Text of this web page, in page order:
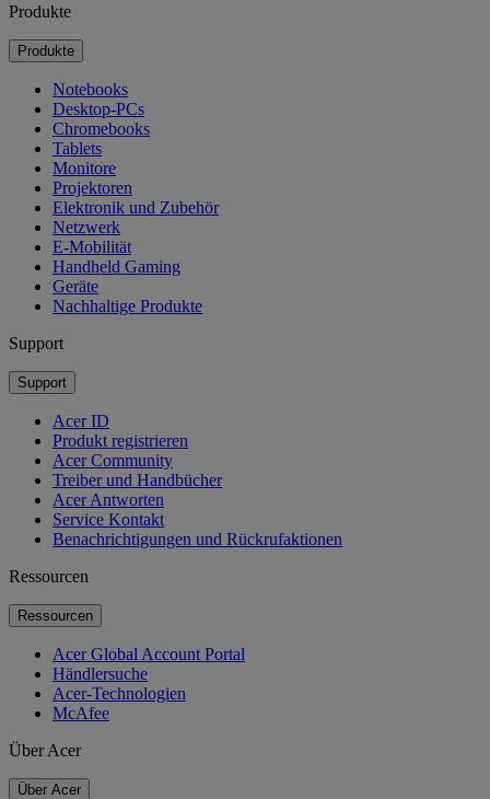
Produkte
Produkte
Notebooks
Desktop-PCs
Chromebooks
Tablets
Monitore
Projektoren
Elektronik und Zubehör
Netzwerk
E-Mobilität
Handheld Gaming
Geräte
Nachhaltige Produkte
Support
Support
Acer ID
Produkt registrieren
Acer Community
Treiber und Handbücher
Acer Antworten
Service Kontakt
Benachrichtigungen und Rückrufaktionen
Ressourcen
Ressourcen
Acer Global Account Portal
Händlersuche
Acer-Technologien
McAfee
Über Acer
Über Acer